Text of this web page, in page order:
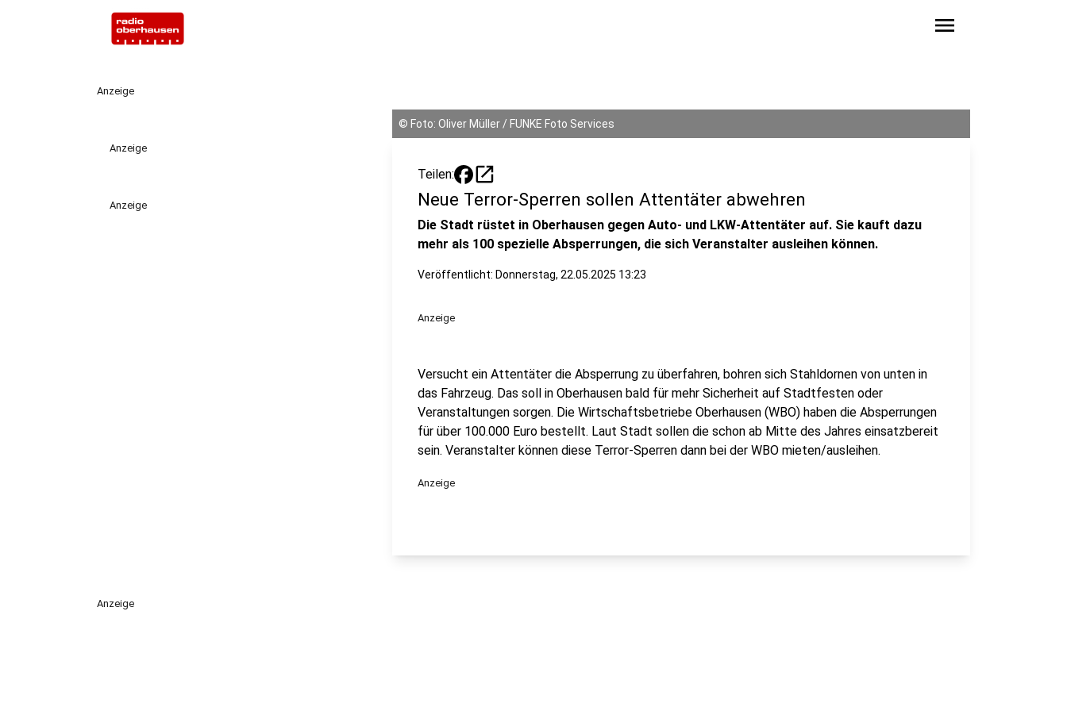
menu
Anzeige
Anzeige
Anzeige
© Foto: Oliver Müller / FUNKE Foto Services
Teilen: open_in_new
Neue Terror-Sperren sollen Attentäter abwehren
Die Stadt rüstet in Oberhausen gegen Auto- und LKW-Attentäter auf. Sie kauft dazu
mehr als 100 spezielle Absperrungen, die sich Veranstalter ausleihen können.
Veröffentlicht: Donnerstag, 22.05.2025 13:23
Anzeige
Versucht ein Attentäter die Absperrung zu überfahren, bohren sich Stahldornen von unten in
das Fahrzeug. Das soll in Oberhausen bald für mehr Sicherheit auf Stadtfesten oder
Veranstaltungen sorgen. Die Wirtschaftsbetriebe Oberhausen (WBO) haben die Absperrungen
für über 100.000 Euro bestellt. Laut Stadt sollen die schon ab Mitte des Jahres einsatzbereit
sein. Veranstalter können diese Terror-Sperren dann bei der WBO mieten/ausleihen.
Anzeige
Anzeige